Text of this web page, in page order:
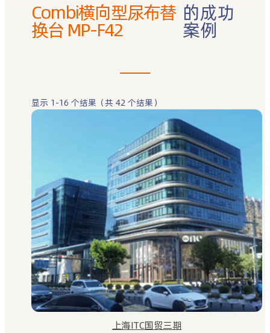
Combi横向型尿布替
换台 MP-F42
的成功
案例
显示 1-16 个结果（共 42 个结果）
上海ITC国贸三期